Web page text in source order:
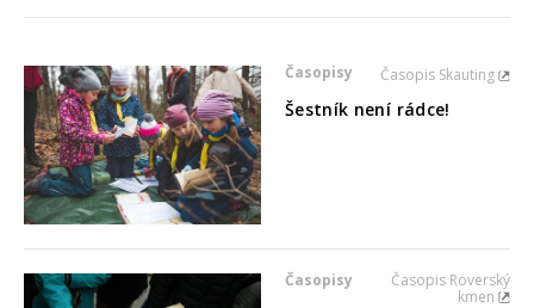
Časopisy Časopis Skauting
Šestník není rádce!
Časopisy
Časopis Roverský
kmen